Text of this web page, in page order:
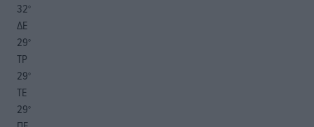
32°
ΔΕ
29°
ΤΡ
29°
ΤΕ
29°